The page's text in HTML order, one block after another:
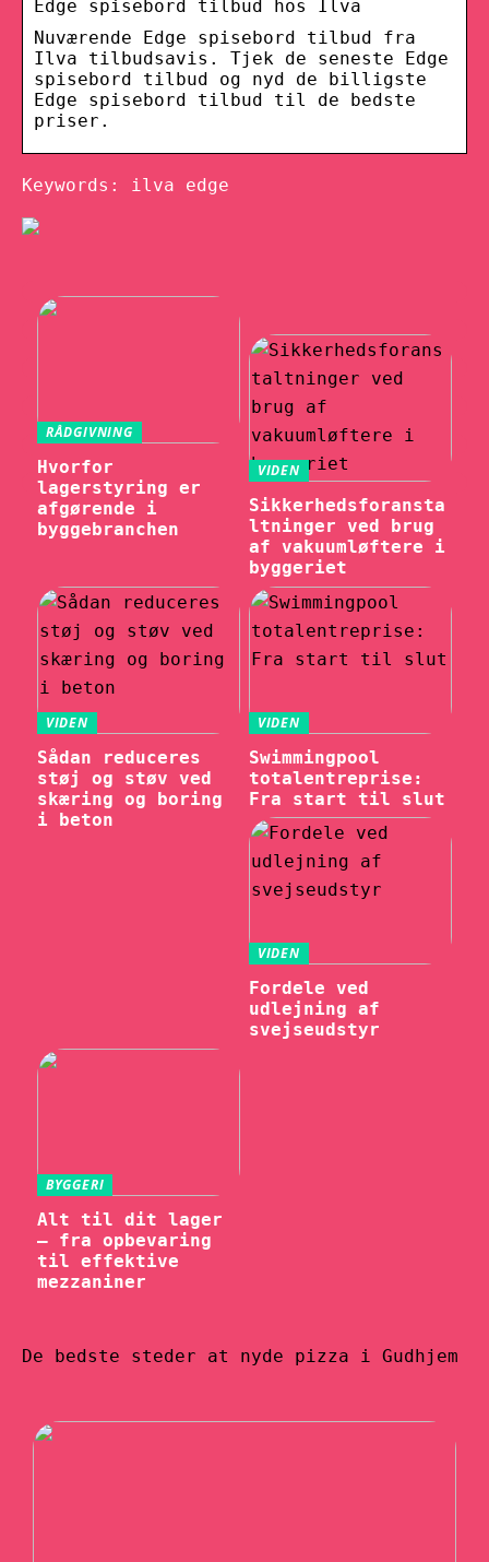
Edge spisebord tilbud hos Ilva
Nuværende Edge spisebord tilbud fra
Ilva tilbudsavis. Tjek de seneste Edge
spisebord tilbud og nyd de billigste
Edge spisebord tilbud til de bedste
priser.
Keywords: ilva edge
RÅDGIVNING
Hvorfor
lagerstyring er
afgørende i
byggebranchen
VIDEN
Sikkerhedsforansta
ltninger ved brug
af vakuumløftere i
byggeriet
VIDEN
Sådan reduceres
støj og støv ved
skæring og boring
i beton
VIDEN
Swimmingpool
totalentreprise:
Fra start til slut
VIDEN
Fordele ved
udlejning af
svejseudstyr
BYGGERI
Alt til dit lager
– fra opbevaring
til effektive
mezzaniner
De bedste steder at nyde pizza i Gudhjem